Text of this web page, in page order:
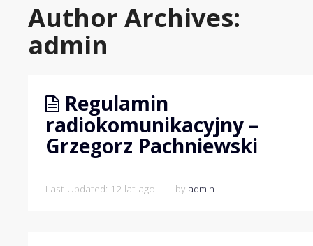
Author Archives:
admin
Regulamin
radiokomunikacyjny –
Grzegorz Pachniewski
Last Updated: 12 lat ago by admin